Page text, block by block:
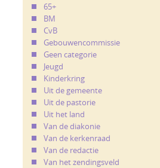
65+
BM
CvB
Gebouwencommissie
Geen categorie
Jeugd
Kinderkring
Uit de gemeente
Uit de pastorie
Uit het land
Van de diakonie
Van de kerkenraad
Van de redactie
Van het zendingsveld